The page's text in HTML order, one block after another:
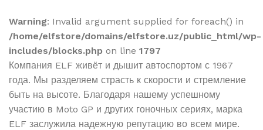
Warning: Invalid argument supplied for foreach() in
/home/elfstore/domains/elfstore.uz/public_html/wp-
includes/blocks.php on line 1797
Компания ELF живёт и дышит автоспортом с 1967
года. Мы разделяем страсть к скорости и стремление
быть на высоте. Благодаря нашему успешному
участию в Moto GP и других гоночных сериях, марка
ELF заслужила надежную репутацию во всем мире.